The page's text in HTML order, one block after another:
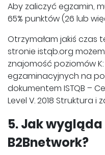
Aby zaliczyć egzamin,
65% punktów (26 lub
Otrzymałam jakiś czas
stronie istqb.org
znajomość poziomów K:
egzaminacyjnych na
dokumentem ISTQB –
Level V. 2018 Struktura i
5. Jak
B2Bnetwork?